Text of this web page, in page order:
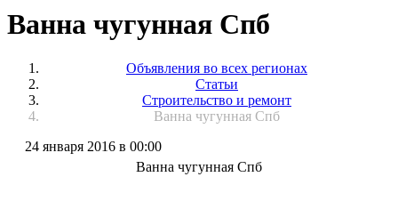
Ванна чугунная Спб
Объявления во всех регионах
Статьи
Строительство и ремонт
Ванна чугунная Спб
24 января 2016 в 00:00
Ванна чугунная Спб